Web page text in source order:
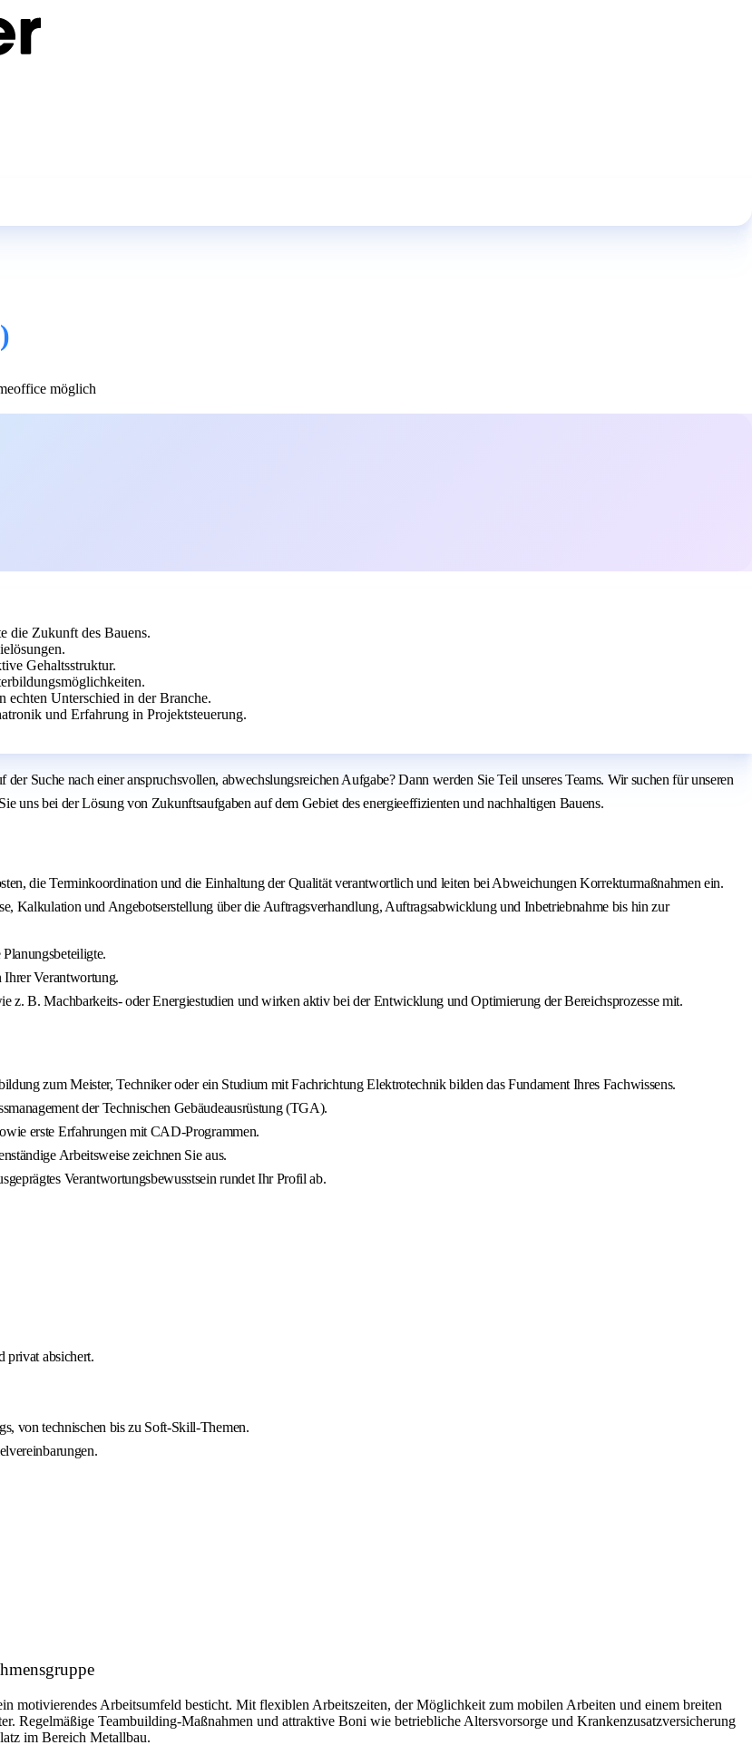
möglich
die Zukunft des Bauens.
Gehaltsstruktur.
echten Unterschied in der Branche.
und Erfahrung in Projektsteuerung.
Suche nach einer anspruchsvollen, abwechslungsreichen Aufgabe? Dann werden Sie Teil unseres Teams. Wir suchen für unseren
uns bei der Lösung von Zukunftsaufgaben auf dem Gebiet des energieeffizienten und nachhaltigen Bauens.
die Terminkoordination und die Einhaltung der Qualität verantwortlich und leiten bei Abweichungen Korrekturmaßnahmen ein.
Kalkulation und Angebotserstellung über die Auftragsverhandlung, Auftragsabwicklung und Inbetriebnahme bis hin zur
Ihrer Verantwortung.
z. B. Machbarkeits- oder Energiestudien und wirken aktiv bei der Entwicklung und Optimierung der Bereichsprozesse mit.
zum Meister, Techniker oder ein Studium mit Fachrichtung Elektrotechnik bilden das Fundament Ihres Fachwissens.
der Technischen Gebäudeausrüstung (TGA).
erste Erfahrungen mit CAD-Programmen.
Arbeitsweise zeichnen Sie aus.
Verantwortungsbewusstsein rundet Ihr Profil ab.
privat absichert.
von technischen bis zu Soft-Skill-Themen.
motivierendes Arbeitsumfeld besticht. Mit flexiblen Arbeitszeiten, der Möglichkeit zum mobilen Arbeiten und einem breiten
Regelmäßige Teambuilding-Maßnahmen und attraktive Boni wie betriebliche Altersvorsorge und Krankenzusatzversicherung
im Bereich Metallbau.